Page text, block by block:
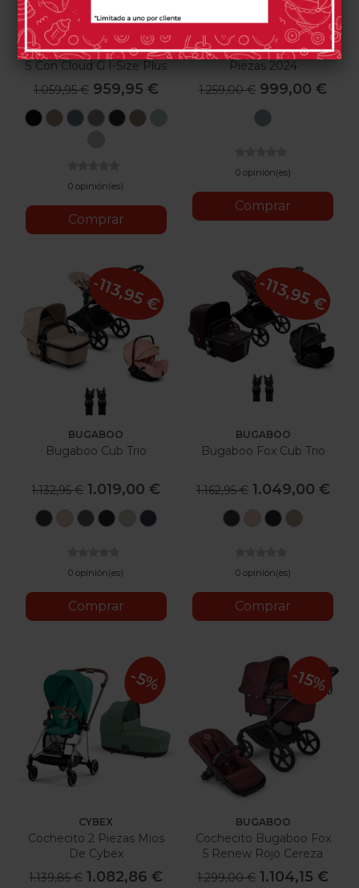
CYBEX
Cybex Balios S Lux Pack
S Con Cloud G I-Size Plus
1.059,95 € 959,95 €
MoonAlmond
Stormy
StoneMoonSeashell
0 opinión(es)
Comprar
INGLESINA
Inglesina Aptica XT 3
Piezas 2024
1.259,00 € 999,00 €
0 opinión(es)
Comprar
BUGABOO
Bugaboo Cub Trio
1.132,95 € 1.019,00 €
NegroDesert
VerdeNegroDesert
Azul
0 opinión(es)
Comprar
-113,95 €
BUGABOO
Bugaboo Fox Cub Trio
1.162,95 € 1.049,00 €
NegroDesert
Negro
0 opinión(es)
Comprar
-113,95 €
CYBEX
Cochecito 2 Piezas Mios
De Cybex
1.139,85 € 1.082,86 €
-5%
BUGABOO
Cochecito Bugaboo Fox
5 Renew Rojo Cereza
1.299,00 € 1.104,15 €
-15%